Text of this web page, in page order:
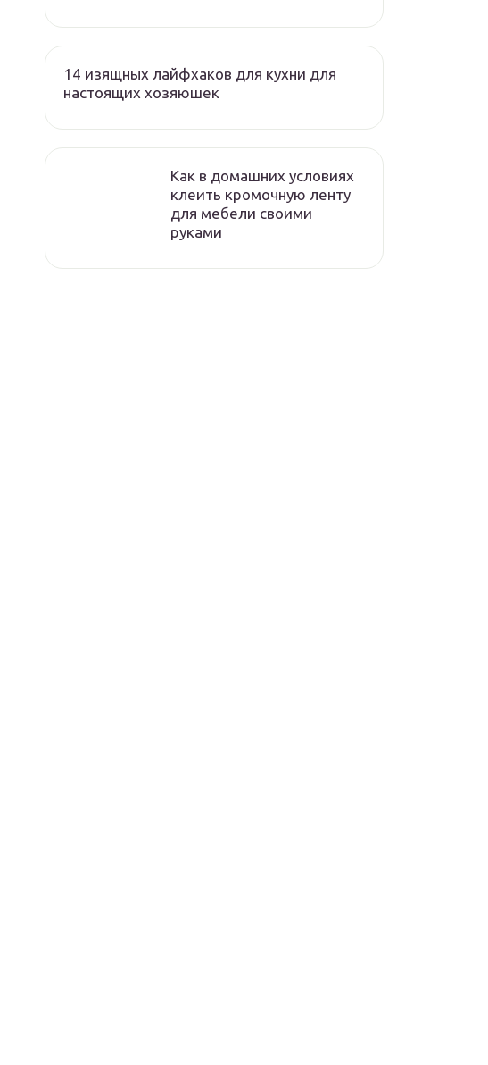
14 изящных лайфхаков для кухни для
настоящих хозяюшек
Как в домашних условиях
клеить кромочную ленту
для мебели своими
руками